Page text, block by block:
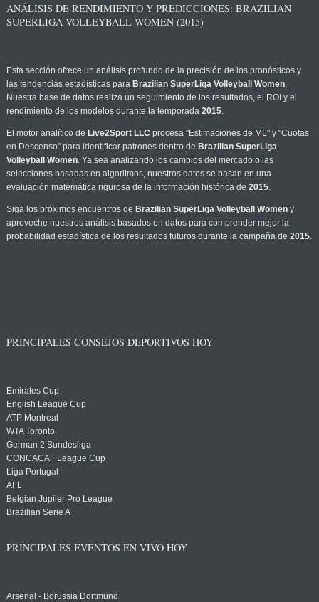
ANÁLISIS DE RENDIMIENTO Y PREDICCIONES: BRAZILIAN
SUPERLIGA VOLLEYBALL WOMEN (2015)
Esta sección ofrece un análisis profundo de la precisión de los pronósticos y
las tendencias estadísticas para Brazilian SuperLiga Volleyball Women.
Nuestra base de datos realiza un seguimiento de los resultados, el ROI y el
rendimiento de los modelos durante la temporada 2015.
El motor analítico de Live2Sport LLC procesa "Estimaciones de ML" y "Cuotas
en Descenso" para identificar patrones dentro de Brazilian SuperLiga
Volleyball Women. Ya sea analizando los cambios del mercado o las
selecciones basadas en algoritmos, nuestros datos se basan en una
evaluación matemática rigurosa de la información histórica de 2015.
Siga los próximos encuentros de Brazilian SuperLiga Volleyball Womeny
aproveche nuestros análisis basados en datos para comprender mejor la
probabilidad estadística de los resultados futuros durante la campaña de 2015.
PRINCIPALES CONSEJOS DEPORTIVOS HOY
Emirates Cup
English League Cup
ATP Montreal
WTA Toronto
German 2 Bundesliga
CONCACAF League Cup
Liga Portugal
AFL
Belgian Jupiler Pro League
Brazilian Serie A
PRINCIPALES EVENTOS EN VIVO HOY
Arsenal - Borussia Dortmund